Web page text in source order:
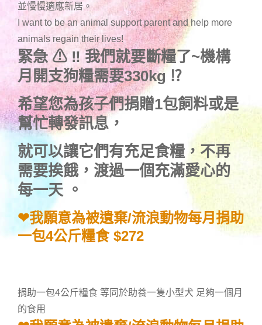
並慢慢適應新居。
I want to be an animal support parent and help more
animals regain their lives!
緊急⚠ ‼ 我們就要斷糧了~機構
月開支狗糧需要330kg ⁉
希望您為孩子們捐贈1包飼料或是
幫忙轉發訊息，
就可以讓它們有充足食糧，不再
需要挨餓，渡過一個充滿愛心的
每一天 。
❤我願意為被遺棄/流浪動物每月捐助
一包4公斤糧食 $272
捐助一包4公斤糧食 等同於助養一隻小型犬 足夠一個月
的食用